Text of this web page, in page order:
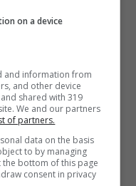
seconda del
visitarla.
flusso infinito
solo dopo la
19. Nella
on a device
and information from
and other device
shared with 319
We and our partners
of partners.
data on the basis
to by managing
bottom of this page
consent in privacy